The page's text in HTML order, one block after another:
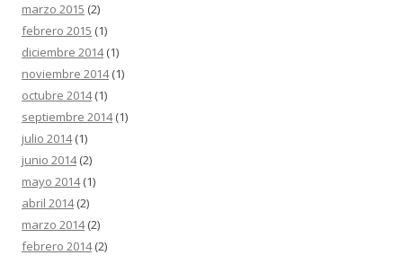
marzo 2015 (2)
febrero 2015 (1)
diciembre 2014(1)
noviembre 2014(1)
octubre 2014(1)
septiembre 2014(1)
julio 2014(1)
junio 2014(2)
mayo 2014(1)
abril 2014(2)
marzo 2014(2)
febrero 2014(2)